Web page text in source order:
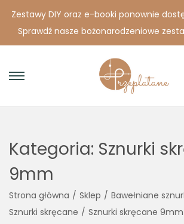
Zestawy DIY oraz e-booki ponownie
Sprawdź nasze bożonarodzeniowe
S
t
a
v
S
t
o
n
Kategoria: Sznurki
9mm
Strona główna / Sklep / Bawełniane
Sznurki skręcane / Sznurki skręcane 9mm